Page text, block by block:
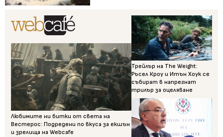
Любимите ни битки от света на
Вестерос: Подредени по вкуса за екшън
и зрелища на Webcafe
Трейлър на The Weight:
Ръсел Кроу и Итън Хоук се
събират в напрегнат
трилър за оцеляване